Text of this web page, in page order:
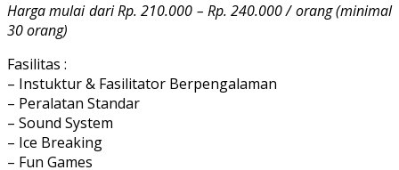
Harga mulai dari Rp. 210.000 – Rp. 240.000 / orang (minimal
30 orang)
Fasilitas :
– Instuktur & Fasilitator Berpengalaman
– Peralatan Standar
– Sound System
– Ice Breaking
– Fun Games